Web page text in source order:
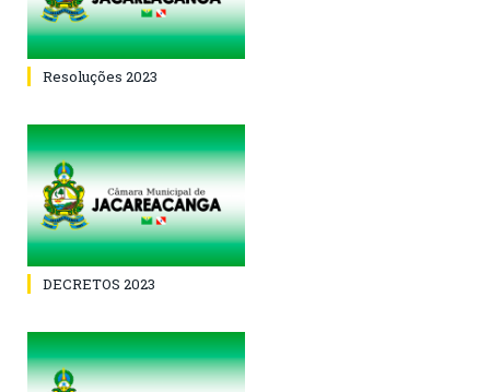
Resoluções 2023
DECRETOS 2023